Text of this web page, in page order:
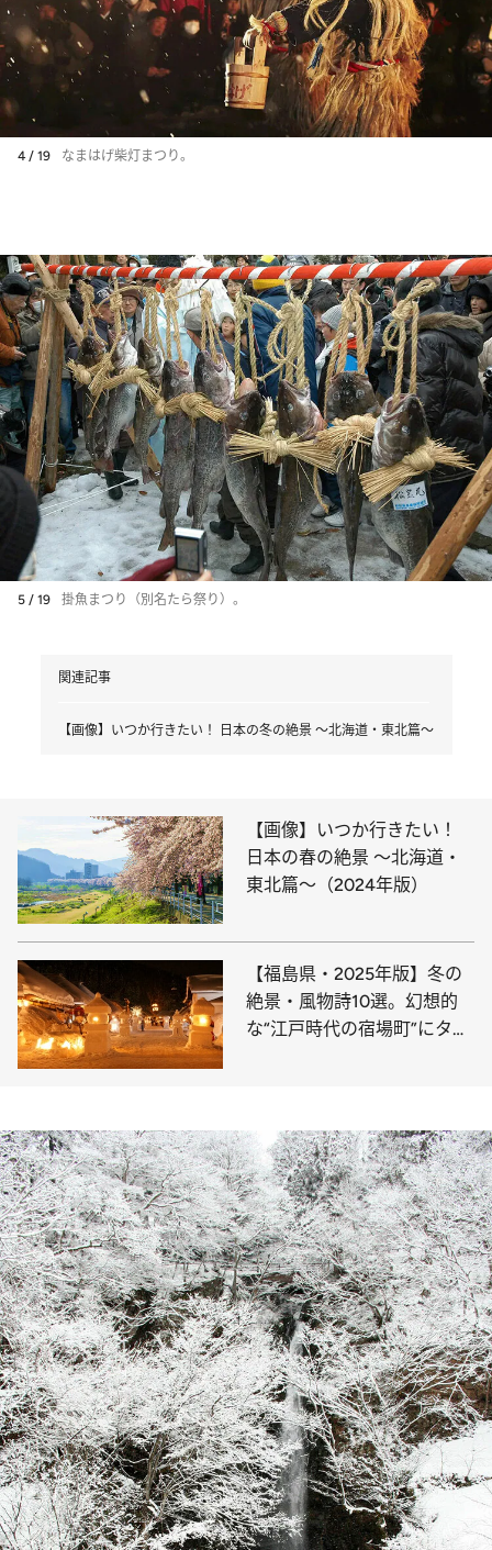
4 / 19 なまはげ柴灯まつり。
5 / 19 掛魚まつり（別名たら祭り）。
関連記事
【画像】いつか行きたい！ 日本の冬の絶景 ～北海道・東北篇～
【画像】いつか行きたい！
日本の春の絶景 ～北海道・
東北篇～（2024年版）
【福島県・2025年版】冬の
絶景・風物詩10選。幻想的
な“江戸時代の宿場町”にタイ